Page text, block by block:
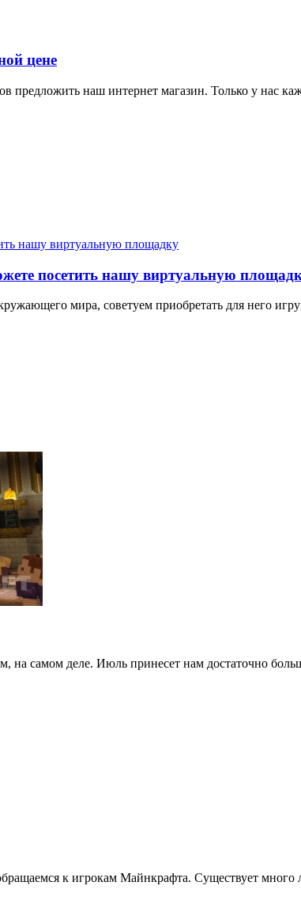
цене
наш интернет магазин. Только у нас
посетить нашу виртуальную
мира, советуем приобретать для него
на самом деле. Июль принесет нам достаточно
к игрокам Майнкрафта. Существует